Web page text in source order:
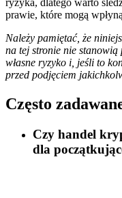
ryzyka, dlatego warto
prawie, które mogą
Należy pamiętać, że
na tej stronie nie stanowią
własne ryzyko i, jeśli to
przed podjęciem
Często
Czy handel
dla